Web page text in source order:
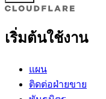
เริ่มต้นใช้งาน
แผน
ติดต่อฝ่ายขาย